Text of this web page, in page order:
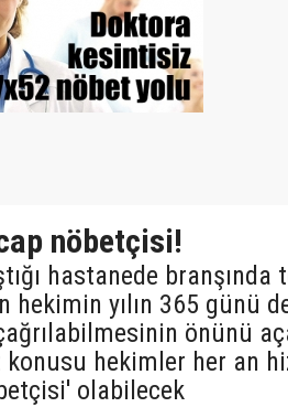
nöbetçisi!
hastanede branşında
hekimin yılın 365 günü
önünü
konusu hekimler her an
olabilecek